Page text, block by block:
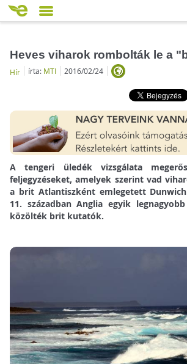
Heves viharok rombolták le a
Hír írta: MTI 2016/02/24
A tengeri üledék vizsgálata
feljegyzéseket, amelyek szerint vad
a brit Atlantiszként emlegetett
11. században Anglia egyik
közölték brit kutatók.